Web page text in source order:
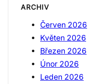
ARCHIV
Červen 2026
Květen 2026
Březen 2026
Únor 2026
Leden 2026